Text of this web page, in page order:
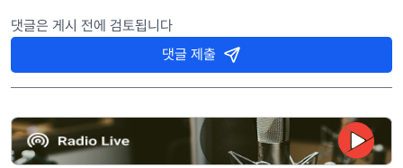
댓글은 게시 전에 검토됩니다
댓글 제출